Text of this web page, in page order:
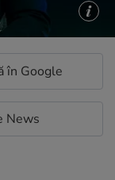
în Google
News